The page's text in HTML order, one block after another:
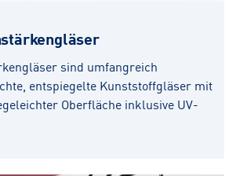
sind umfangreich
entspiegelte Kunststoffgläser mit
Oberfläche inklusive UV-